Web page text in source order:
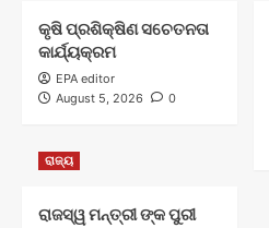
କୃଷି ପ୍ରଶିକ୍ଷିଣ ସଚେତନତା
କାର୍ଯ୍ୟକ୍ରମ
EPA editor
August 5, 2026
0
ରାଜ୍ୟ
ରାଜସ୍ୱ ମନ୍ତ୍ରୀ ଙ୍କ ପୁରୀ